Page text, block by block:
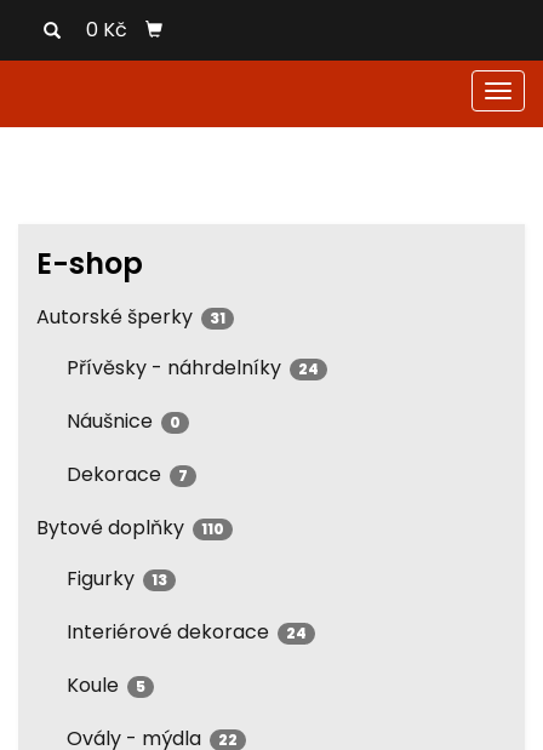
0 Kč
E-shop
Autorské šperky 31
Přívěsky - náhrdelníky 24
Náušnice 0
Dekorace 7
Bytové doplňky 110
Figurky 13
Interiérové dekorace 24
Koule 5
Ovály - mýdla 22